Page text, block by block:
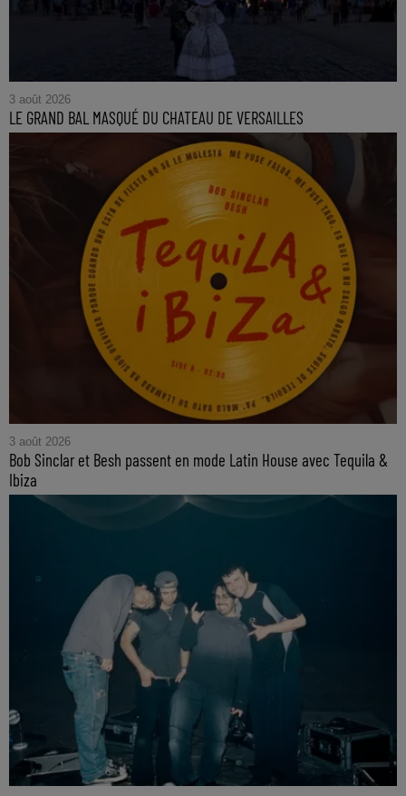
3 août 2026
LE GRAND BAL MASQUÉ DU CHATEAU DE VERSAILLES
3 août 2026
Bob Sinclar et Besh passent en mode Latin House avec Tequila &
Ibiza